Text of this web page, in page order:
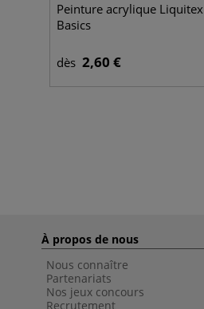
Peinture acrylique Liquitex
Basics
dès 2,60 €
À propos de nous
Nous connaître
Partenariats
Nos jeux concours
Recrutement